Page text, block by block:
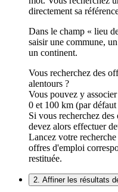
directement sa
Dans le champ « lieu
saisir une commune,
un continent.
Vous recherchez des
alentours ?
Vous pouvez y
0 et 100 km (par
Si vous recherchez
devez alors effectuer
Lancez votre
offres d'emploi
restituée.
2. Affiner les résultats